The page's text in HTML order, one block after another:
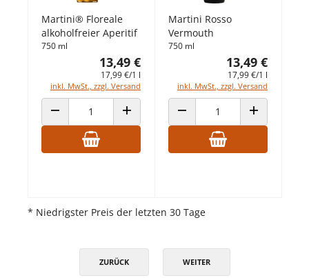
Martini® Floreale
alkoholfreier Aperitif
750 ml
13,49 €
17,99 €/1 l
inkl. MwSt., zzgl. Versand
ANZAHL VERRINGERNANZAHL ERHÖHEN
Martini Rosso
Vermouth
750 ml
13,49 €
17,99 €/1 l
inkl. MwSt., zzgl. Versand
ANZAHL VERRINGERNANZAHL
* Niedrigster Preis der letzten 30 Tage
ZURÜCK WEITER